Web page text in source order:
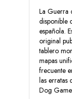
La Guerra
disponible
española.
original
tablero
mapas
frecuente
las erratas
Dog